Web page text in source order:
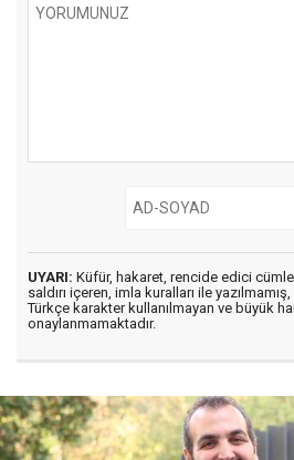
UYARI: Küfür, hakaret, rencide edici
saldırı içeren, imla kuralları ile yazılmamış,
Türkçe karakter kullanılmayan ve büyük
onaylanmamaktadır.